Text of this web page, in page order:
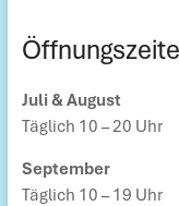
Juli & August
Täglich 10 – 20 Uhr
September
Täglich 10 – 19 Uhr